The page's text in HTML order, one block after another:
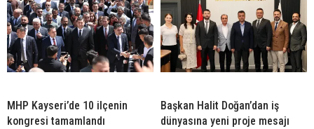
MHP Kayseri’de 10 ilçenin
kongresi tamamlandı
Başkan Halit Doğan’dan iş
dünyasına yeni proje mesajı